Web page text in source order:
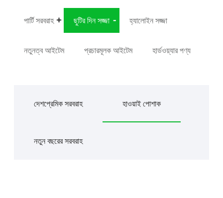
পার্টি সরবরাহ ছুটির দিন সজ্জা হ্যালোইন সজ্জা
নতুনত্ব আইটেম প্রচারমূলক আইটেম হার্ডওয়্যার পণ্য
দেশপ্রেমিক সরবরাহ হাওয়াই পোশাক
নতুন বছরের সরবরাহ